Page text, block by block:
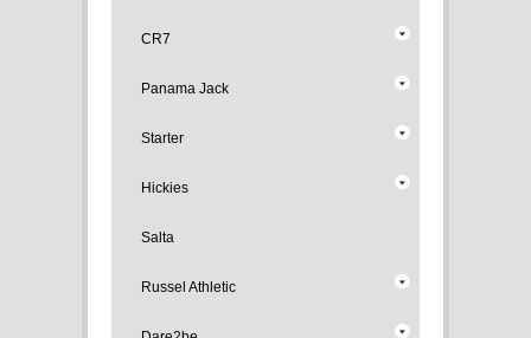
CR7
Panama Jack
Starter
Hickies
Salta
Russel Athletic